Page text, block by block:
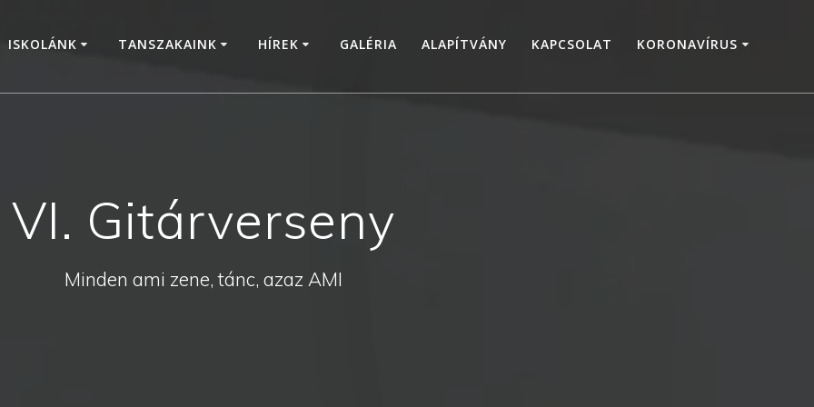
ISKOLÁNK TANSZAKAINK HÍREK GALÉRIA ALAPÍTVÁNY KAPCSOLAT KORONAVÍRUS
VI. Gitárverseny
Minden ami zene, tánc, azaz AMI